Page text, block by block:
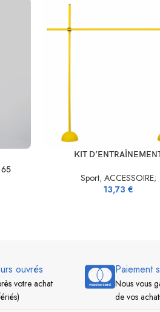
AJOUTER AU PANIER
KIT
Sport, ACCESSOIRE;
13,73 €
ouvrés
votre achat
Paiement
Nous vous
de vos